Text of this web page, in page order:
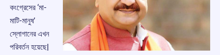
কংগ্রেসের ‘মা-
মাটি-মানুষ’
স্লোগানের এখন
পরিবর্তন হয়েছে|